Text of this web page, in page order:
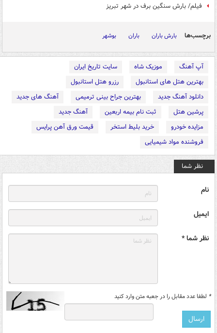
فیلم/ بارش سنگین برف در شهر تبریز
برچسب‌ها بارش باران باران بوشهر
آپ آهنگ موزیک شاه
سایت تاریخ ایران
بهترین هتل های استانبول
رزرو هتل استانبول
دانلود آهنگ جدید
بهترین جراح بینی ترمیمی
آهنگ های جدید
پرشین هتل
ثبت نام بیمه اربعین
آهنگ جدید
مزایده خودرو
خرید بلیط استخر
قیمت ورق آهن پرایس
فروشنده مواد شیمیایی
نظر شما
نام
ایمیل
نظر شما *
* لطفا عدد مقابل را در جعبه متن وارد کنید